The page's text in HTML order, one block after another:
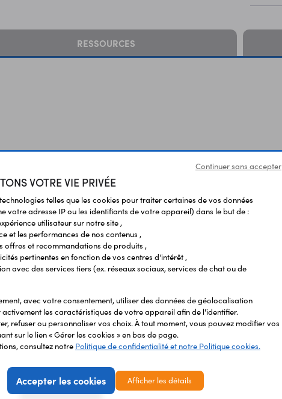
RESSOURCES
avez déja consulté
Continuer sans accepter
VOTRE VIE PRIVÉE
telles que les cookies pour traiter certaines de vos données
votre adresse IP ou les identifiants de votre appareil) dans le but de :
utilisateur sur notre site ,
et les performances de nos contenus ,
offres et recommandations de produits ,
pertinentes en fonction de vos centres d'intérêt ,
avec des services tiers (ex. réseaux sociaux, services de chat ou de
avec votre consentement, utiliser des données de géolocalisation
activement les caractéristiques de votre appareil afin de l'identifier.
refuser ou personnaliser vos choix. À tout moment, vous pouvez modifier vos
sur le lien « Gérer les cookies » en bas de page.
consultez notre Politique de confidentialité et notre Politique cookies.
Accepter les cookies Afficher les détails